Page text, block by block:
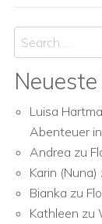
Search
Luisa
Abenteuer
Andrea zu
Karin (Nuna)
Bianka zu
Kathleen zu